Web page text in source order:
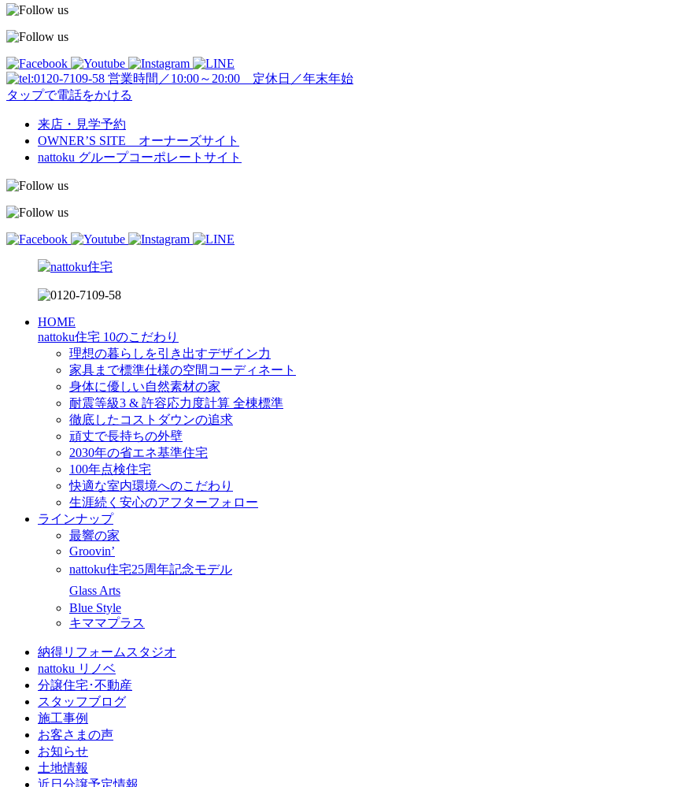
営業時間／10:00～20:00 定休日／年末年始
タップで電話をかける
来店・見学予約
OWNER’S SITE オーナーズサイト
nattoku グループコーポレートサイト
HOME
nattoku住宅 10のこだわり
理想の暮らしを引き出すデザイン力
家具まで標準仕様の空間コーディネート
身体に優しい自然素材の家
耐震等級3 & 許容応力度計算 全棟標準
徹底したコストダウンの追求
頑丈で長持ちの外壁
2030年の省エネ基準住宅
100年点検住宅
快適な室内環境へのこだわり
生涯続く安心のアフターフォロー
ラインナップ
最響の家
Groovin’
nattoku住宅25周年記念モデル
Glass Arts
Blue Style
キママプラス
納得リフォームスタジオ
nattoku リノベ
分譲住宅･不動産
スタッフブログ
施工事例
お客さまの声
お知らせ
土地情報
近日分譲予定情報